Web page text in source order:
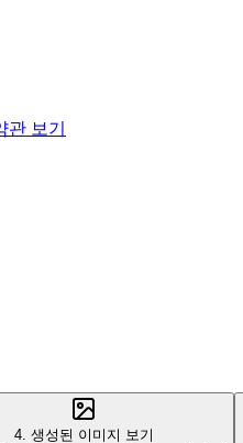
관 보기
4. 생성된 이미지 보기